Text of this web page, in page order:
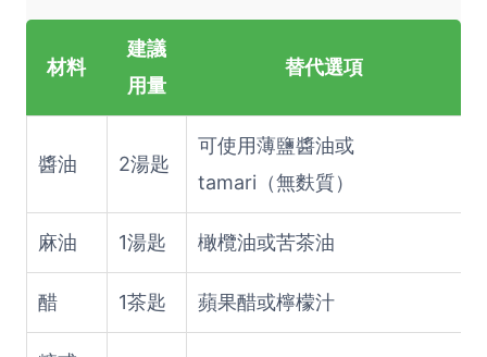
材料
建議
用量
替代選項
醬油 2湯匙
可使用薄鹽醬油或
tamari（無麩質）
麻油 1湯匙 橄欖油或苦茶油
醋 1茶匙 蘋果醋或檸檬汁